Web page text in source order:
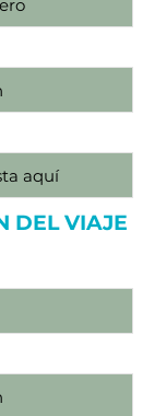
DEL VIAJE